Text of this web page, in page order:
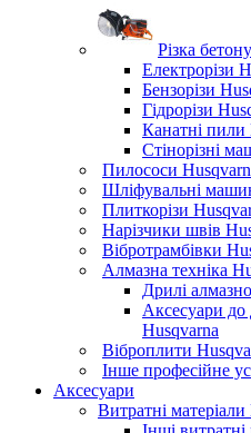
Різка
Електрорізи
Бензорізи
Гідрорізи
Канатні пили
Стінорізні
Пилососи
Шліфувальні
Плиткорізи
Нарізчики швів
Вібротрамбівки
Алмазна техніка
Дрилі
Аксесуари до
Husqvarna
Віброплити
Інше професійне
Аксесуари
Витратні